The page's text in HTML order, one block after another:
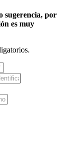
sugerencia, por
es muy